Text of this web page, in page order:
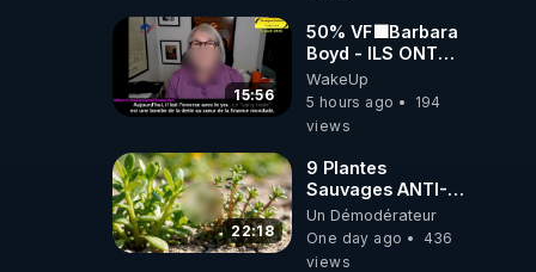
15:56
50% VF🟩Barbara
Boyd - ILS ONT
MENTI SUR TOUT
-Jocelyne
Traduction
WakeUp
5 hours ago
194
views
22:18
9 Plantes
Sauvages ANTI-
FAMINE: ces
Ressources
Un Démodérateur
One day ago
436
views